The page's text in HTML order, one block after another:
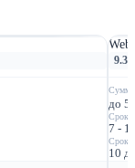
9.3
Сумма
до 5
Срок
7 -
Срок
10